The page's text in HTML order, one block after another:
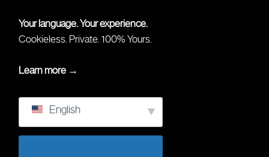
Your language. Your experience.
Cookieless. Private. 100% Yours.
Learn more →
English